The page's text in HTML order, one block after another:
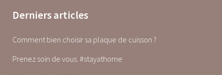
Derniers articles
Comment bien choisir sa plaque de cuisson ?
Prenez soin de vous. #stayathome